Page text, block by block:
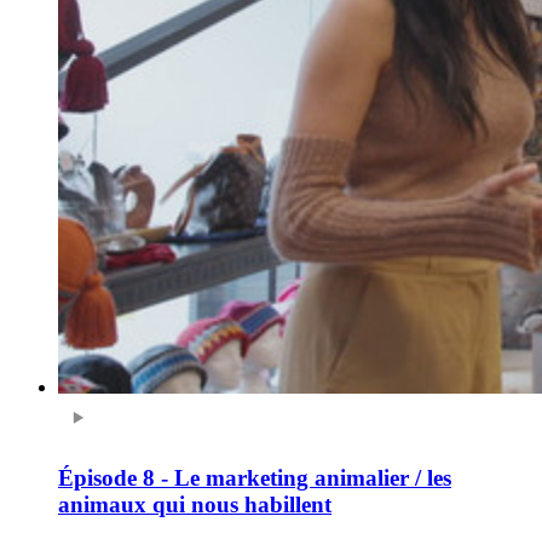
Épisode 8 - Le marketing animalier / les
animaux qui nous habillent